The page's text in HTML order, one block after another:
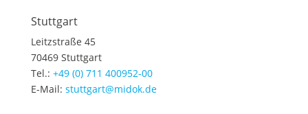
Stuttgart
Leitzstraße 45
70469 Stuttgart
Tel.: +49 (0) 711 400952-00
E-Mail: stuttgart@midok.de